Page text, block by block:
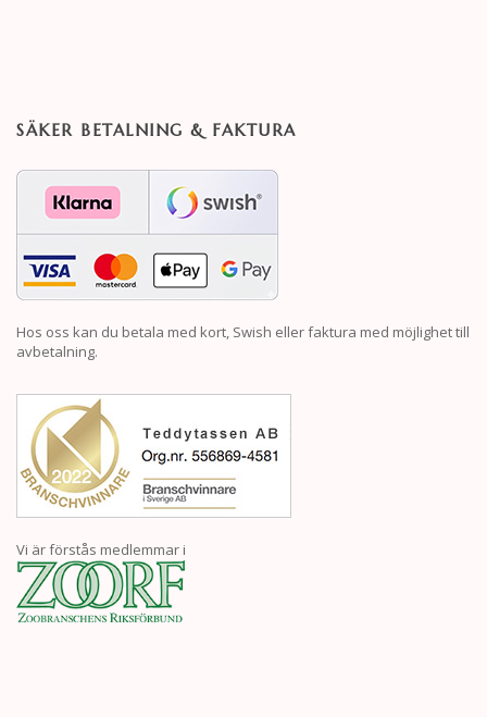
SÄKER BETALNING & FAKTURA
Hos oss kan du betala med kort, Swish eller faktura med möjlighet till
avbetalning.
Vi är förstås medlemmar i